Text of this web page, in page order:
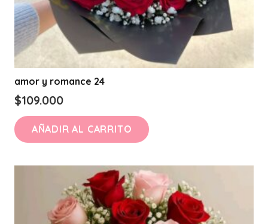
amor y romance 24
$109.000
AÑADIR AL CARRITO